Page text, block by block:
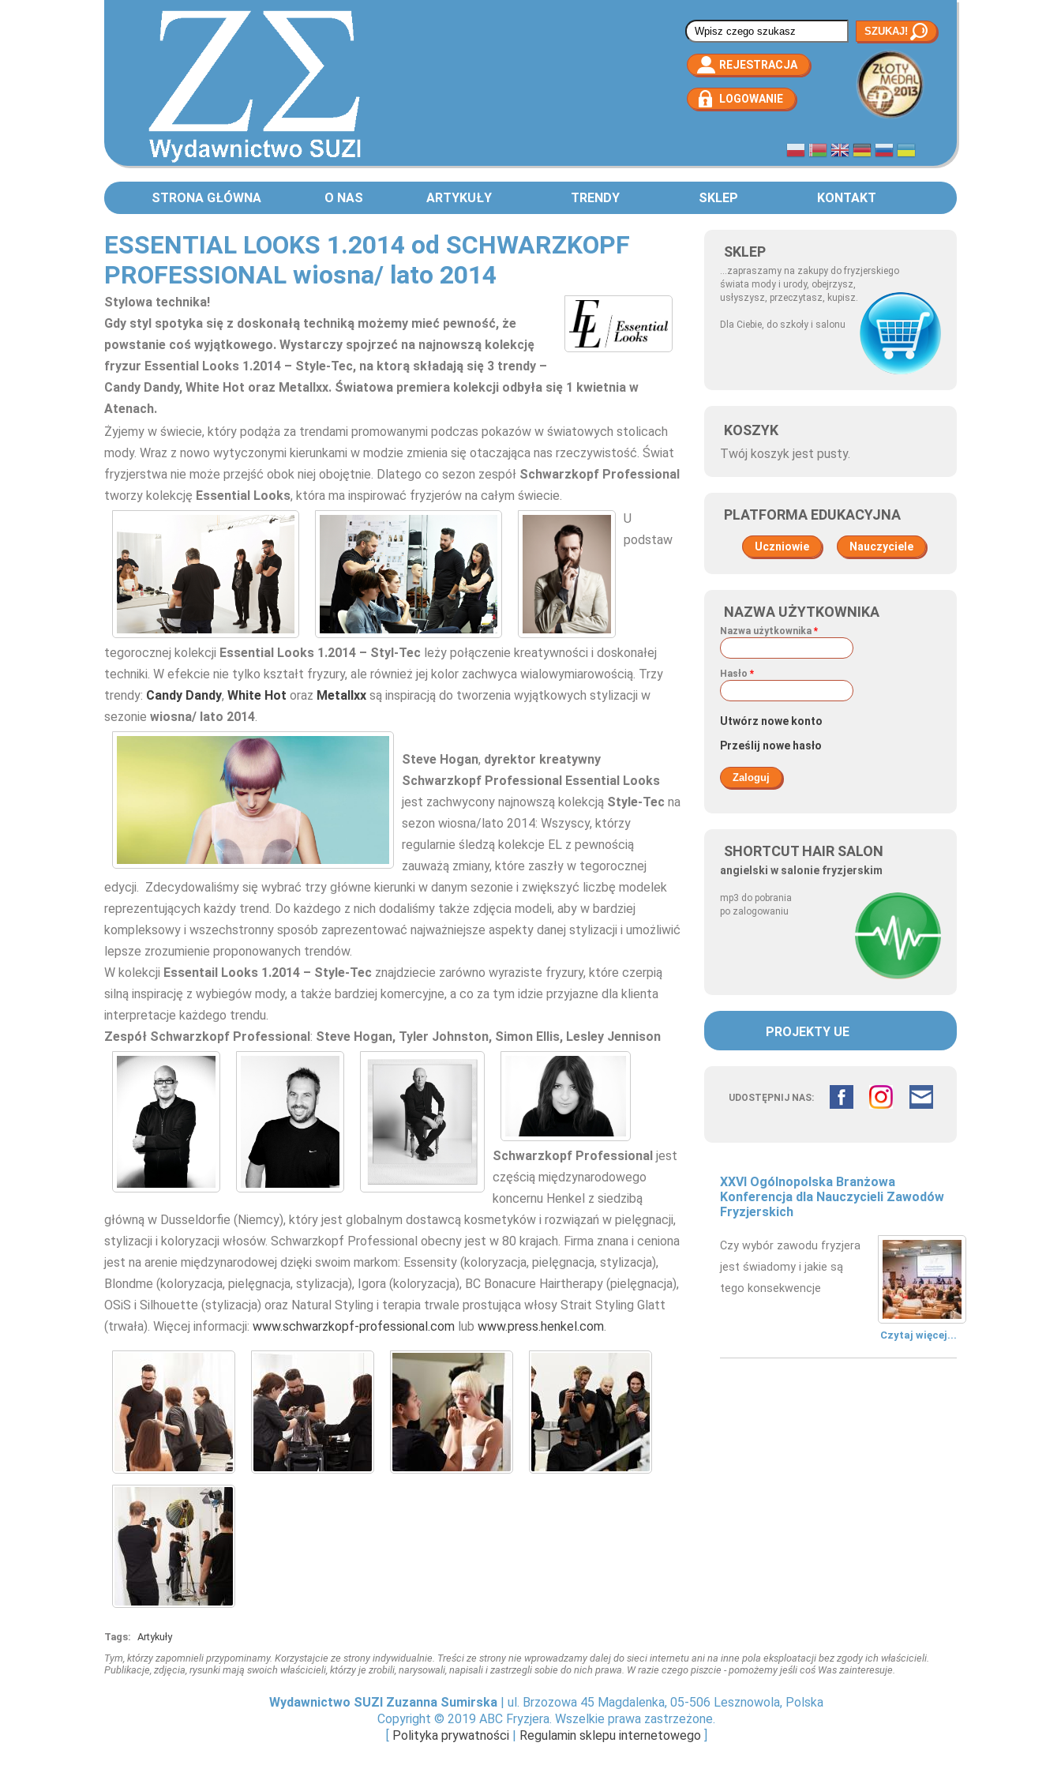
Formularz wyszukiwania
REJESTRACJA
LOGOWANIE
STRONA GŁÓWNA O NAS ARTYKUŁY TRENDY SKLEP KONTAKT
SKLEP
...zapraszamy na zakupy do fryzjerskiego
świata mody i urody, obejrzysz,
usłyszysz, przeczytasz, kupisz.
Dla Ciebie, do szkoły i salonu
KOSZYK
Twój koszyk jest pusty.
PLATFORMA EDUKACYJNA
Uczniowie Nauczyciele
NAZWA UŻYTKOWNIKA
Nazwa użytkownika *
Hasło *
Utwórz nowe konto
Prześlij nowe hasło
SHORTCUT HAIR SALON
angielski w salonie fryzjerskim
mp3 do pobrania
po zalogowaniu
PROJEKTY UE
UDOSTĘPNIJ NAS:
XXVI Ogólnopolska Branżowa
Konferencja dla Nauczycieli Zawodów
Fryzjerskich
Czy wybór zawodu fryzjera
jest świadomy i jakie są
tego konsekwencje
Czytaj więcej...
ESSENTIAL LOOKS 1.2014 od SCHWARZKOPF
PROFESSIONAL wiosna/ lato 2014
Stylowa technika!
Gdy styl spotyka się z doskonałą techniką możemy mieć pewność, że
powstanie coś wyjątkowego. Wystarczy spojrzeć na najnowszą kolekcję
fryzur Essential Looks 1.2014 – Style-Tec, na ktorą składają się 3 trendy –
Candy Dandy, White Hot oraz Metallxx. Światowa premiera kolekcji odbyła się 1 kwietnia w
Atenach.
Żyjemy w świecie, który podąża za trendami promowanymi podczas pokazów w światowych stolicach
mody. Wraz z nowo wytyczonymi kierunkami w modzie zmienia się otaczająca nas rzeczywistość. Świat
fryzjerstwa nie może przejść obok niej obojętnie. Dlatego co sezon zespół Schwarzkopf Professional
tworzy kolekcję Essential Looks, która ma inspirować fryzjerów na całym świecie.
U
podstaw
tegorocznej kolekcji Essential Looks 1.2014 – Styl-Tec leży połączenie kreatywności i doskonałej
techniki. W efekcie nie tylko kształt fryzury, ale również jej kolor zachwyca wialowymiarowością. Trzy
trendy: Candy Dandy, White Hot oraz Metallxx są inspiracją do tworzenia wyjątkowych stylizacji w
sezonie wiosna/ lato 2014.
Steve Hogan, dyrektor kreatywny
Schwarzkopf Professional Essential Looks
jest zachwycony najnowszą kolekcją Style-Tec na
sezon wiosna/lato 2014: Wszyscy, którzy
regularnie śledzą kolekcje EL z pewnością
zauważą zmiany, które zaszły w tegorocznej
edycji. Zdecydowaliśmy się wybrać trzy główne kierunki w danym sezonie i zwiększyć liczbę modelek
reprezentujących każdy trend. Do każdego z nich dodaliśmy także zdjęcia modeli, aby w bardziej
kompleksowy i wszechstronny sposób zaprezentować najważniejsze aspekty danej stylizacji i umożliwić
lepsze zrozumienie proponowanych trendów.
W kolekcji Essentail Looks 1.2014 – Style-Tec znajdziecie zarówno wyraziste fryzury, które czerpią
silną inspirację z wybiegów mody, a także bardziej komercyjne, a co za tym idzie przyjazne dla klienta
interpretacje każdego trendu.
Zespół Schwarzkopf Professional: Steve Hogan, Tyler Johnston, Simon Ellis, Lesley Jennison
Schwarzkopf Professional jest
częścią międzynarodowego
koncernu Henkel z siedzibą
główną w Dusseldorfie (Niemcy), który jest globalnym dostawcą kosmetyków i rozwiązań w pielęgnacji,
stylizacji i koloryzacji włosów. Schwarzkopf Professional obecny jest w 80 krajach. Firma znana i ceniona
jest na arenie międzynarodowej dzięki swoim markom: Essensity (koloryzacja, pielęgnacja, stylizacja),
Blondme (koloryzacja, pielęgnacja, stylizacja), Igora (koloryzacja), BC Bonacure Hairtherapy (pielęgnacja),
OSiS i Silhouette (stylizacja) oraz Natural Styling i terapia trwale prostująca włosy Strait Styling Glatt
(trwała). Więcej informacji: www.schwarzkopf-professional.com lub www.press.henkel.com.
Tags: Artykuły
Tym, którzy zapomnieli przypominamy. Korzystajcie ze strony indywidualnie. Treści ze strony nie wprowadzamy dalej do sieci internetu ani na inne pola eksploatacji bez zgody ich właścicieli.
Publikacje, zdjęcia, rysunki mają swoich właścicieli, którzy je zrobili, narysowali, napisali i zastrzegli sobie do nich prawa. W razie czego piszcie - pomożemy jeśli coś Was zainteresuje.
Wydawnictwo SUZI Zuzanna Sumirska | ul. Brzozowa 45 Magdalenka, 05-506 Lesznowola, Polska
Copyright © 2019 ABC Fryzjera. Wszelkie prawa zastrzeżone.
[ Polityka prywatności| Regulamin sklepu internetowego ]